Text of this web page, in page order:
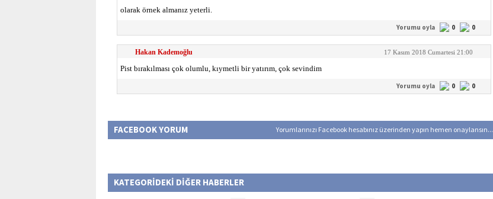
olarak örnek almanız yeterli.
Yorumu oyla 0 0
Hakan Kademoğlu 17 Kasım 2018 Cumartesi 21:00
Pist bırakılması çok olumlu, kıymetli bir yatırım, çok sevindim
Yorumu oyla 0 0
FACEBOOK YORUM Yorumlarınızı Facebook hesabınız üzerinden yapın hemen onaylansın...
KATEGORİDEKİ DİĞER HABERLER